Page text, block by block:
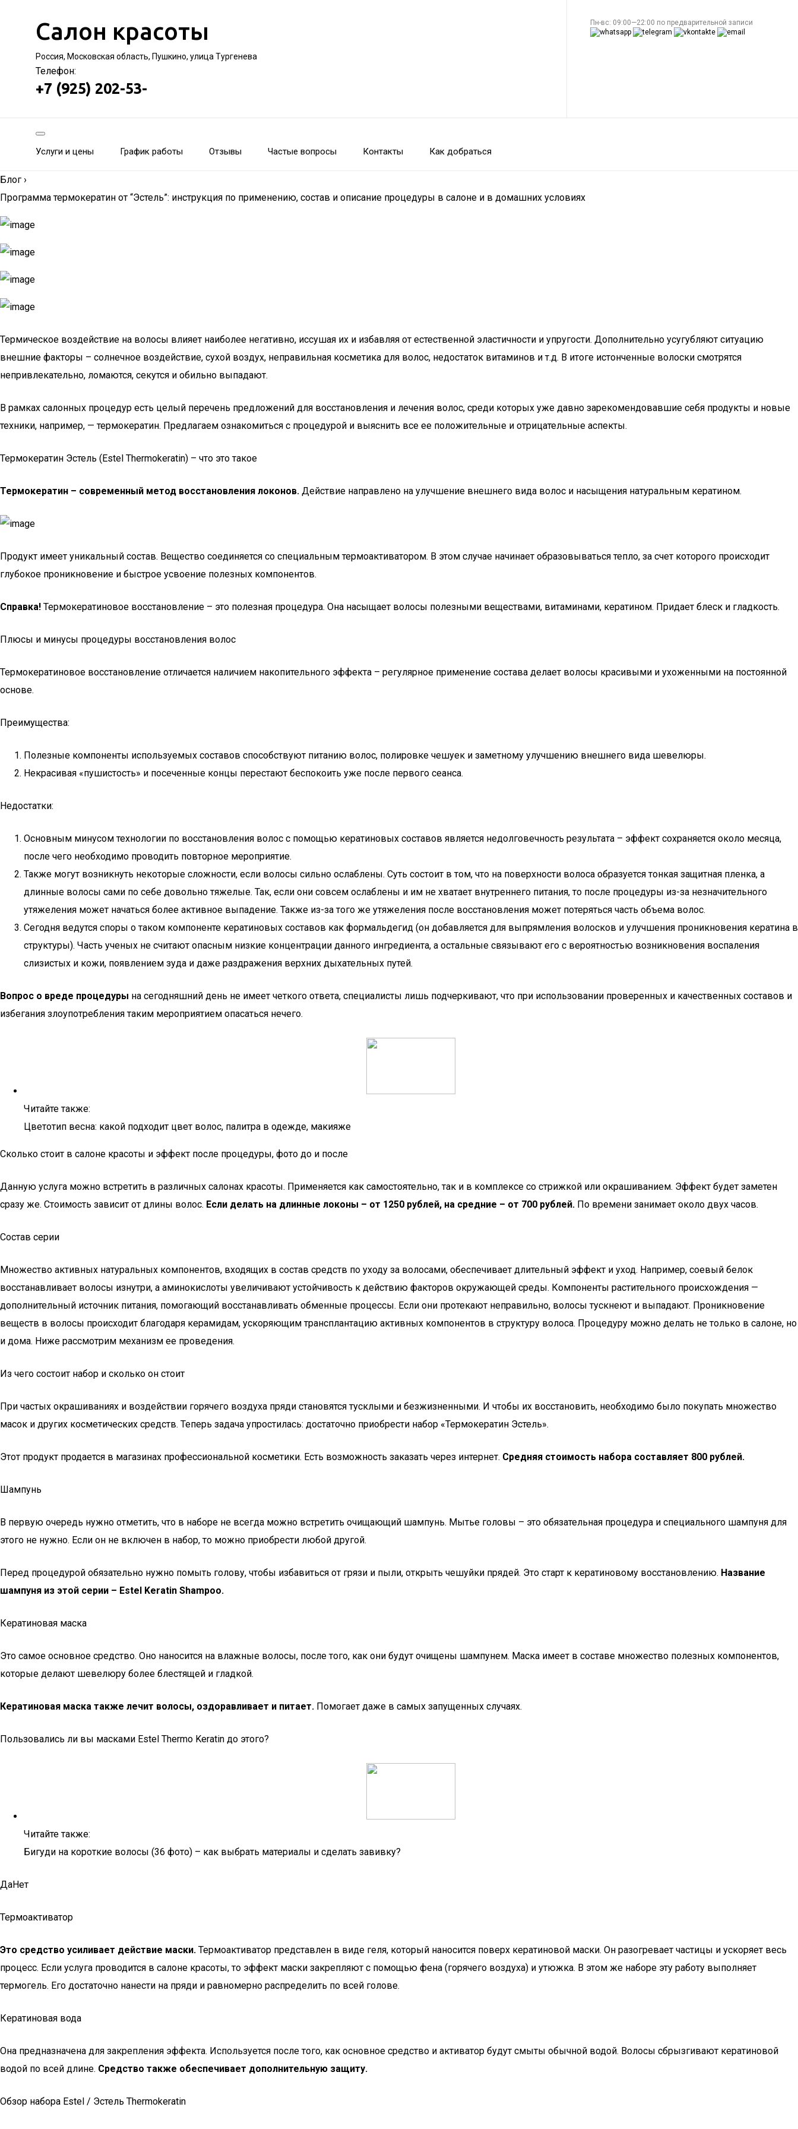
Салон красоты
Россия, Московская область, Пушкино, улица Тургенева
Телефон:
+7 (925) 202-53-
Пн-вс: 09:00—22:00 по предварительной записи
Услуги и цены График работы Отзывы Частые вопросы Контакты Как добраться
Блог ›
Программа термокератин от “Эстель”: инструкция по применению, состав и описание процедуры в салоне и в домашних условиях
Термическое воздействие на волосы влияет наиболее негативно, иссушая их и избавляя от естественной эластичности и упругости. Дополнительно усугубляют ситуацию
внешние факторы – солнечное воздействие, сухой воздух, неправильная косметика для волос, недостаток витаминов и т.д. В итоге истонченные волоски смотрятся
непривлекательно, ломаются, секутся и обильно выпадают.
В рамках салонных процедур есть целый перечень предложений для восстановления и лечения волос, среди которых уже давно зарекомендовавшие себя продукты и новые
техники, например, — термокератин. Предлагаем ознакомиться с процедурой и выяснить все ее положительные и отрицательные аспекты.
Термокератин Эстель (Estel Thermokeratin) – что это такое
Термокератин – современный метод восстановления локонов. Действие направлено на улучшение внешнего вида волос и насыщения натуральным кератином.
Продукт имеет уникальный состав. Вещество соединяется со специальным термоактиватором. В этом случае начинает образовываться тепло, за счет которого происходит
глубокое проникновение и быстрое усвоение полезных компонентов.
Справка! Термокератиновое восстановление – это полезная процедура. Она насыщает волосы полезными веществами, витаминами, кератином. Придает блеск и гладкость.
Плюсы и минусы процедуры восстановления волос
Термокератиновое восстановление отличается наличием накопительного эффекта – регулярное применение состава делает волосы красивыми и ухоженными на постоянной
основе.
Преимущества:
Полезные компоненты используемых составов способствуют питанию волос, полировке чешуек и заметному улучшению внешнего вида шевелюры.
Некрасивая «пушистость» и посеченные концы перестают беспокоить уже после первого сеанса.
Недостатки:
Основным минусом технологии по восстановления волос с помощью кератиновых составов является недолговечность результата – эффект сохраняется около месяца,
после чего необходимо проводить повторное мероприятие.
Также могут возникнуть некоторые сложности, если волосы сильно ослаблены. Суть состоит в том, что на поверхности волоса образуется тонкая защитная пленка, а
длинные волосы сами по себе довольно тяжелые. Так, если они совсем ослаблены и им не хватает внутреннего питания, то после процедуры из-за незначительного
утяжеления может начаться более активное выпадение. Также из-за того же утяжеления после восстановления может потеряться часть объема волос.
Сегодня ведутся споры о таком компоненте кератиновых составов как формальдегид (он добавляется для выпрямления волосков и улучшения проникновения кератина в
структуры). Часть ученых не считают опасным низкие концентрации данного ингредиента, а остальные связывают его с вероятностью возникновения воспаления
слизистых и кожи, появлением зуда и даже раздражения верхних дыхательных путей.
Вопрос о вреде процедуры на сегодняшний день не имеет четкого ответа, специалисты лишь подчеркивают, что при использовании проверенных и качественных составов и
избегания злоупотребления таким мероприятием опасаться нечего.
Читайте также:
Цветотип весна: какой подходит цвет волос, палитра в одежде, макияже
Сколько стоит в салоне красоты и эффект после процедуры, фото до и после
Данную услуга можно встретить в различных салонах красоты. Применяется как самостоятельно, так и в комплексе со стрижкой или окрашиванием. Эффект будет заметен
сразу же. Стоимость зависит от длины волос. Если делать на длинные локоны – от 1250 рублей, на средние – от 700 рублей. По времени занимает около двух часов.
Состав серии
Множество активных натуральных компонентов, входящих в состав средств по уходу за волосами, обеспечивает длительный эффект и уход. Например, соевый белок
восстанавливает волосы изнутри, а аминокислоты увеличивают устойчивость к действию факторов окружающей среды. Компоненты растительного происхождения —
дополнительный источник питания, помогающий восстанавливать обменные процессы. Если они протекают неправильно, волосы тускнеют и выпадают. Проникновение
веществ в волосы происходит благодаря керамидам, ускоряющим трансплантацию активных компонентов в структуру волоса. Процедуру можно делать не только в салоне, но
и дома. Ниже рассмотрим механизм ее проведения.
Из чего состоит набор и сколько он стоит
При частых окрашиваниях и воздействии горячего воздуха пряди становятся тусклыми и безжизненными. И чтобы их восстановить, необходимо было покупать множество
масок и других косметических средств. Теперь задача упростилась: достаточно приобрести набор «Термокератин Эстель».
Этот продукт продается в магазинах профессиональной косметики. Есть возможность заказать через интернет. Средняя стоимость набора составляет 800 рублей.
Шампунь
В первую очередь нужно отметить, что в наборе не всегда можно встретить очищающий шампунь. Мытье головы – это обязательная процедура и специального шампуня для
этого не нужно. Если он не включен в набор, то можно приобрести любой другой.
Перед процедурой обязательно нужно помыть голову, чтобы избавиться от грязи и пыли, открыть чешуйки прядей. Это старт к кератиновому восстановлению. Название
шампуня из этой серии – Estel Keratin Shampoo.
Кератиновая маска
Это самое основное средство. Оно наносится на влажные волосы, после того, как они будут очищены шампунем. Маска имеет в составе множество полезных компонентов,
которые делают шевелюру более блестящей и гладкой.
Кератиновая маска также лечит волосы, оздоравливает и питает. Помогает даже в самых запущенных случаях.
Пользовались ли вы масками Estel Thermo Keratin до этого?
Читайте также:
Бигуди на короткие волосы (36 фото) – как выбрать материалы и сделать завивку?
ДаНет
Термоактиватор
Это средство усиливает действие маски. Термоактиватор представлен в виде геля, который наносится поверх кератиновой маски. Он разогревает частицы и ускоряет весь
процесс. Если услуга проводится в салоне красоты, то эффект маски закрепляют с помощью фена (горячего воздуха) и утюжка. В этом же наборе эту работу выполняет
термогель. Его достаточно нанести на пряди и равномерно распределить по всей голове.
Кератиновая вода
Она предназначена для закрепления эффекта. Используется после того, как основное средство и активатор будут смыты обычной водой. Волосы сбрызгивают кератиновой
водой по всей длине. Средство также обеспечивает дополнительную защиту.
Обзор набора Estel / Эстель Thermokeratin